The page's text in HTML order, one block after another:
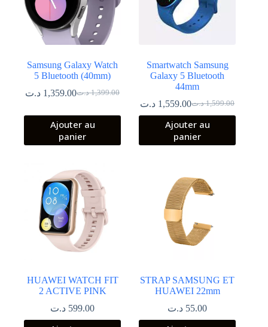
Samsung Galaxy Watch
5 Bluetooth (40mm)
1,399.00 د.تLe
initial
était :
1,359.00 د.ت
Le
actuel
est :
Ajouter au
panier
Smartwatch Samsung
Galaxy 5 Bluetooth
44mm
1,599.00 د.تLe
prix
initial
était :
1,559.00 د.ت
Le
prix
actuel
est :
Ajouter au
panier
HUAWEI WATCH FIT
2 ACTIVE PINK
599.00 د.ت
STRAP SAMSUNG ET
HUAWEI 22mm
55.00 د.ت